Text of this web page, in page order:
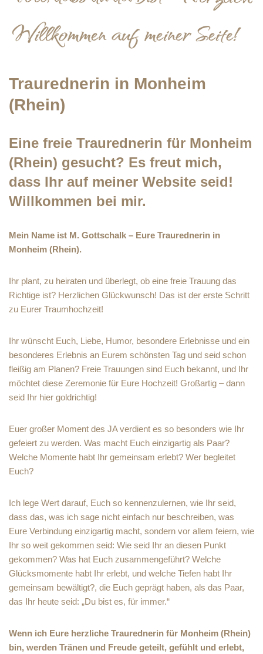
Traurednerin in Monheim
(Rhein)
Eine freie Traurednerin für Monheim
(Rhein) gesucht? Es freut mich,
dass Ihr auf meiner Website seid!
Willkommen bei mir.
Mein Name ist M. Gottschalk – Eure Traurednerin in
Monheim (Rhein).
Ihr plant, zu heiraten und überlegt, ob eine freie Trauung das
Richtige ist? Herzlichen Glückwunsch! Das ist der erste Schritt
zu Eurer Traumhochzeit!
Ihr wünscht Euch, Liebe, Humor, besondere Erlebnisse und ein
besonderes Erlebnis an Eurem schönsten Tag und seid schon
fleißig am Planen? Freie Trauungen sind Euch bekannt, und Ihr
möchtet diese Zeremonie für Eure Hochzeit! Großartig – dann
seid Ihr hier goldrichtig!
Euer großer Moment des JA verdient es so besonders wie Ihr
gefeiert zu werden. Was macht Euch einzigartig als Paar?
Welche Momente habt Ihr gemeinsam erlebt? Wer begleitet
Euch?
Ich lege Wert darauf, Euch so kennenzulernen, wie Ihr seid,
dass das, was ich sage nicht einfach nur beschreiben, was
Eure Verbindung einzigartig macht, sondern vor allem feiern, wie
Ihr so weit gekommen seid: Wie seid Ihr an diesen Punkt
gekommen? Was hat Euch zusammengeführt? Welche
Glücksmomente habt Ihr erlebt, und welche Tiefen habt Ihr
gemeinsam bewältigt?, die Euch geprägt haben, als das Paar,
das Ihr heute seid: „Du bist es, für immer.“
Wenn ich Eure herzliche Traurednerin für Monheim (Rhein)
bin, werden Tränen und Freude geteilt, gefühlt und erlebt,